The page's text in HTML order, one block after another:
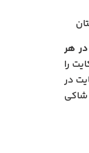
در هر
را
در